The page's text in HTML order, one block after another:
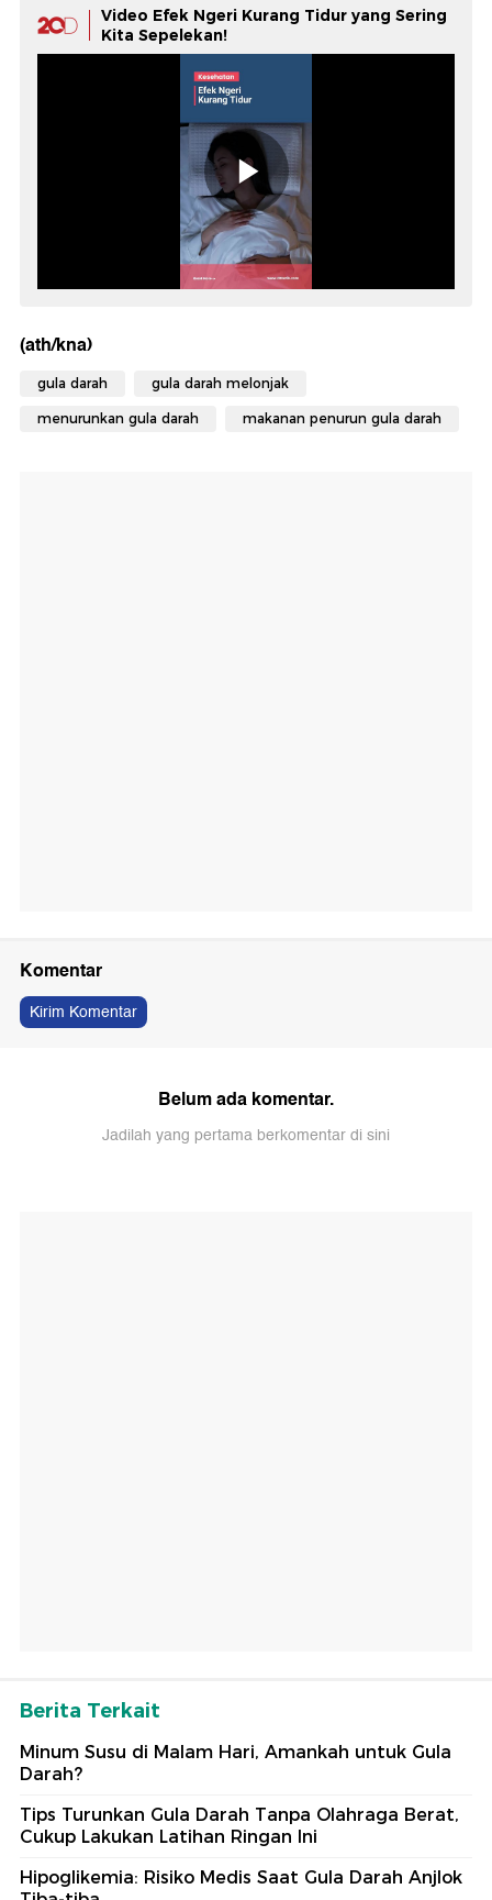
Video Efek Ngeri Kurang Tidur yang Sering
Kita Sepelekan!
(ath/kna)
gula darah gula darah melonjak
menurunkan gula darah makanan penurun gula darah
Komentar
Kirim Komentar
Belum ada komentar.
Jadilah yang pertama berkomentar di sini
Berita Terkait
Minum Susu di Malam Hari, Amankah untuk Gula
Darah?
Tips Turunkan Gula Darah Tanpa Olahraga Berat,
Cukup Lakukan Latihan Ringan Ini
Hipoglikemia: Risiko Medis Saat Gula Darah Anjlok